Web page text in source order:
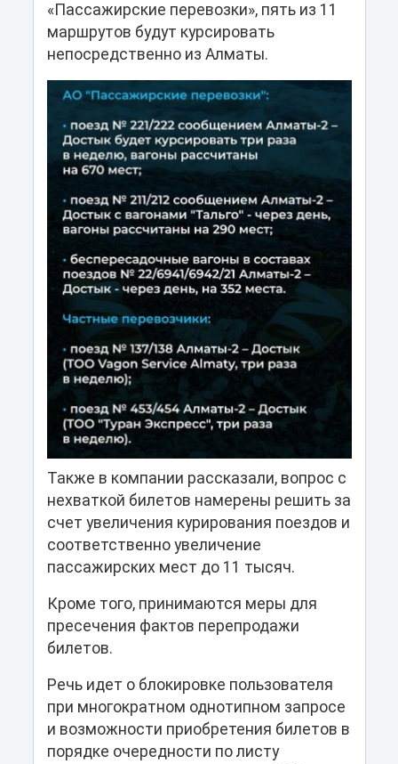
«Пассажирские перевозки», пять из 11
маршрутов будут курсировать
непосредственно из Алматы.
Также в компании рассказали, вопрос с
нехваткой билетов намерены решить за
счет увеличения курирования поездов и
соответственно увеличение
пассажирских мест до 11 тысяч.
Кроме того, принимаются меры для
пресечения фактов перепродажи
билетов.
Речь идет о блокировке пользователя
при многократном однотипном запросе
и возможности приобретения билетов в
порядке очередности по листу